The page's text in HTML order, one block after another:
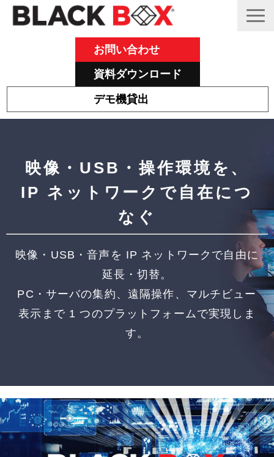
お問い合わせ
資料ダウンロード
デモ機貸出
Black Box 製品紹介と活用事例
サポート
ブログ
映像・USB・操作環境を、
IP ネットワークで自在につ
なぐ
映像・USB・音声を IP ネットワークで自由に
延長・切替。
PC・サーバの集約、遠隔操作、マルチビュー
表示まで 1 つのプラットフォームで実現しま
す。